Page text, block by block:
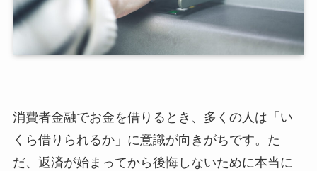
消費者金融でお金を借りるとき、多くの人は「い
くら借りられるか」に意識が向きがちです。た
だ、返済が始まってから後悔しないために本当に